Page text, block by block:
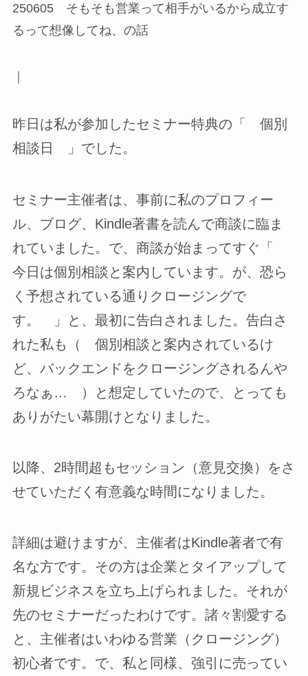
250605 そもそも営業って相手がいるから成立す
るって想像してね、の話
昨日は私が参加したセミナー特典の「 個別
相談日 」でした。
セミナー主催者は、事前に私のプロフィー
ル、ブログ、Kindle著書を読んで商談に臨ま
れていました。で、商談が始まってすぐ「
今日は個別相談と案内しています。が、恐ら
く予想されている通りクロージングで
す。 」と、最初に告白されました。告白さ
れた私も（ 個別相談と案内されているけ
ど、バックエンドをクロージングされるんや
ろなぁ… ）と想定していたので、とっても
ありがたい幕開けとなりました。
以降、2時間超もセッション（意見交換）をさ
せていただく有意義な時間になりました。
詳細は避けますが、主催者はKindle著者で有
名な方です。その方は企業とタイアップして
新規ビジネスを立ち上げられました。それが
先のセミナーだったわけです。諸々割愛する
と、主催者はいわゆる営業（クロージング）
初心者です。で、私と同様、強引に売ってい